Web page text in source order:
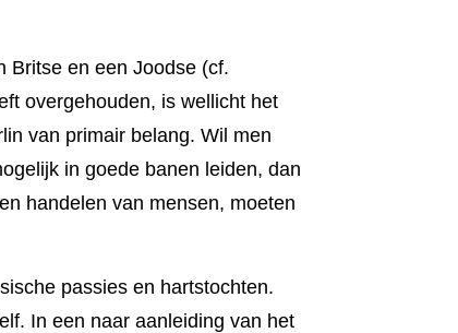
Britse en een Joodse (cf.
over­gehouden, is wellicht het
van primair belang. Wil men
in goede banen leiden, dan
handelen van mensen, moeten
passies en hartstochten.
In een naar aanleiding van het